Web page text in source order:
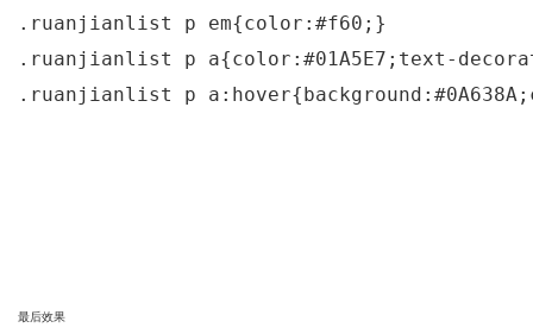
.ruanjianlist p em{color:#f60;}
.ruanjianlist p a{color:#01A5E7;text-
.ruanjianlist p
最后效果